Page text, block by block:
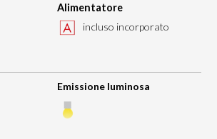
Alimentatore
incluso incorporato
Emissione luminosa